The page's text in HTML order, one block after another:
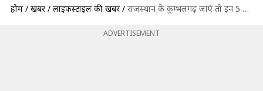
होम / खबरें / लाइफस्टाइल की खबरें / राजस्थान के कुम्भलगढ़ जाएं तो इन 5 जगहों का जरूर करें रुख, मिलेगा यादगार अनुभव
ADVERTISEMENT